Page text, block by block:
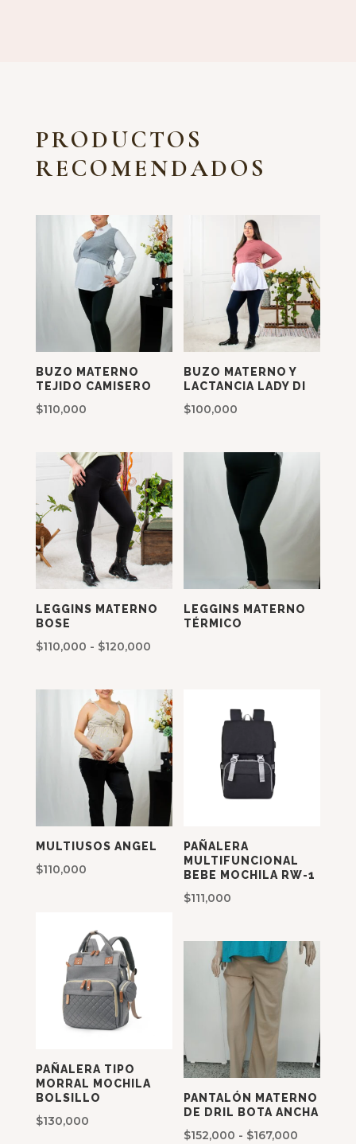
PRODUCTOS
RECOMENDADOS
BUZO MATERNO
TEJIDO CAMISERO
$110,000
BUZO MATERNO Y
LACTANCIA LADY DI
$100,000
LEGGINS MATERNO
BOSE
$110,000 - $120,000Rango
precios:
desde
$110,000
hasta
$120,000
LEGGINS MATERNO
TÉRMICO
MULTIUSOS ANGEL
$110,000
PAÑALERA
MULTIFUNCIONAL
BEBE MOCHILA RW-1
$111,000
PAÑALERA TIPO
MORRAL MOCHILA
BOLSILLO
$130,000
PANTALÓN MATERNO
DE DRIL BOTA ANCHA
$152,000 - $167,000